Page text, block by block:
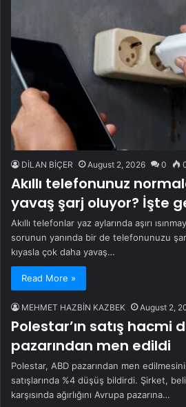
DİLAN BİÇER August 2, 2026 0
Akıllı telefonunuz
yavaş şarj oluyor? İşte
Akıllı telefonlar yaz aylarında aşırı
sorunun yanında bir de telefonunuzu
kıyasla çok daha yavaş…
Read More »
MEHMET HAZBİN KAZBEK August 2,
Polestar’ın satış hacmi
pazarından men edildi
Polestar, ABD pazarından men
satışlarında %4 düşüş bildirdi. Şirket,
karşısında ağırlığını Avrupa pazarına…